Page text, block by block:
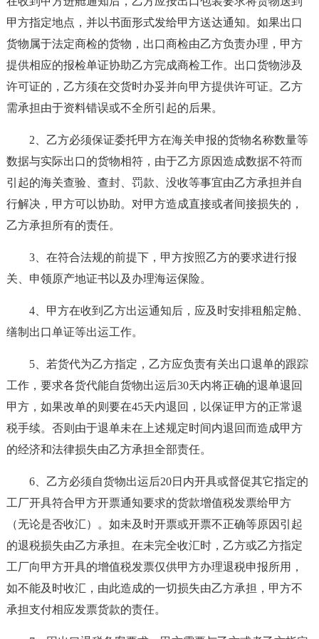
甲方指定地点，并以书面形式发给甲方送达通知。如果出口
货物属于法定商检的货物，出口商检由乙方负责办理，甲方
提供相应的报检单证协助乙方完成商检工作。出口货物涉及
许可证的，乙方须在交货时办妥并向甲方提供许可证。乙方
需承担由于资料错误或不全所引起的后果。
2、乙方必须保证委托甲方在海关申报的货物名称数量等
数据与实际出口的货物相符，由于乙方原因造成数据不符而
引起的海关查验、查封、罚款、没收等事宜由乙方承担并自
行解决，甲方可以协助。对甲方造成直接或者间接损失的，
乙方承担所有的责任。
3、在符合法规的前提下，甲方按照乙方的要求进行报
关、申领原产地证书以及办理海运保险。
4、甲方在收到乙方出运通知后，应及时安排租船定舱、
缮制出口单证等出运工作。
5、若货代为乙方指定，乙方应负责有关出口退单的跟踪
工作，要求各货代能自货物出运后30天内将正确的退单退回
甲方，如果改单的则要在45天内退回，以保证甲方的正常退
税手续。否则由于退单未在上述规定时间内退回而造成甲方
的经济和法律损失由乙方承担全部责任。
6、乙方必须自货物出运后20日内开具或督促其它指定的
工厂开具符合甲方开票通知要求的货款增值税发票给甲方
（无论是否收汇）。如未及时开票或开票不正确等原因引起
的退税损失由乙方承担。在未完全收汇时，乙方或乙方指定
工厂向甲方开具的增值税发票仅供甲方办理退税申报所用，
如不能及时收汇，由此造成的一切损失由乙方承担，甲方不
承担支付相应发票货款的责任。